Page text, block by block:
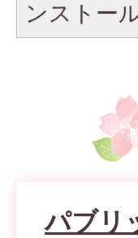
ンストー
パブリ